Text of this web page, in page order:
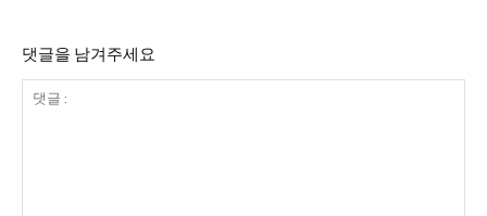
댓글을 남겨주세요